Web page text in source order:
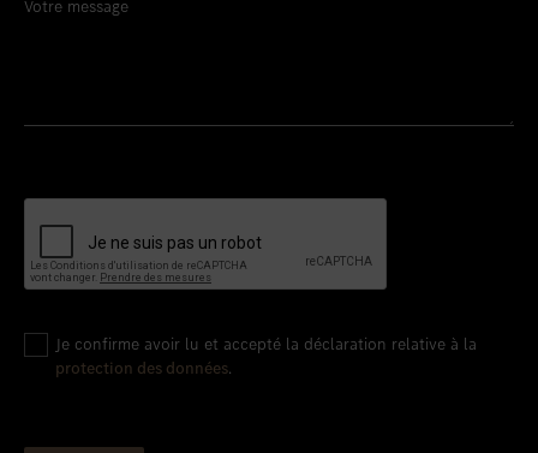
Votre message
Je confirme avoir lu et accepté la déclaration relative à la
protection des données.